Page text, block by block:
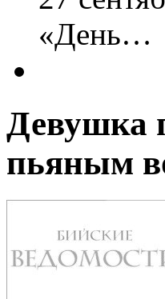
«День…
Девушка
пьяным